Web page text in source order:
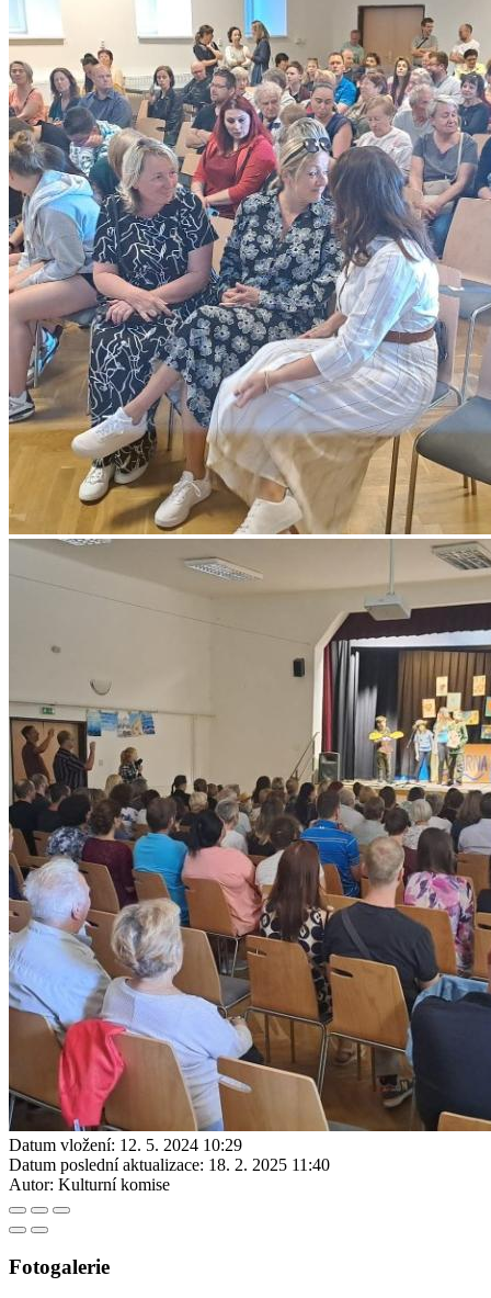
Datum vložení: 12. 5. 2024 10:29
Datum poslední aktualizace: 18. 2. 2025 11:40
Autor: Kulturní komise
Fotogalerie